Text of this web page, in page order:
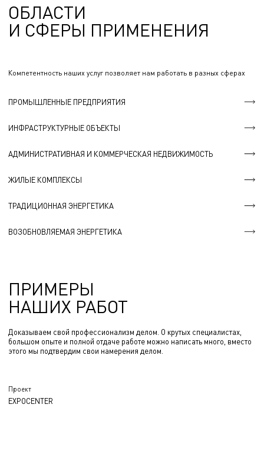
ОБЛАСТИ
И СФЕРЫ ПРИМЕНЕНИЯ
Компетентность наших услуг позволяет нам работать в разных сферах
ПРОМЫШЛЕННЫЕ ПРЕДПРИЯТИЯ
ИНФРАСТРУКТУРНЫЕ ОБЪЕКТЫ
АДМИНИСТРАТИВНАЯ И КОММЕРЧЕСКАЯ НЕДВИЖИМОСТЬ
ЖИЛЫЕ КОМПЛЕКСЫ
ТРАДИЦИОННАЯ ЭНЕРГЕТИКА
ВОЗОБНОВЛЯЕМАЯ ЭНЕРГЕТИКА
ПРИМЕРЫ
НАШИХ РАБОТ
Доказываем свой профессионализм делом. О крутых специалистах,
большом опыте и полной отдаче работе можно написать много, вместо
этого мы подтвердим свои намерения делом.
Проект
EXPOCENTER